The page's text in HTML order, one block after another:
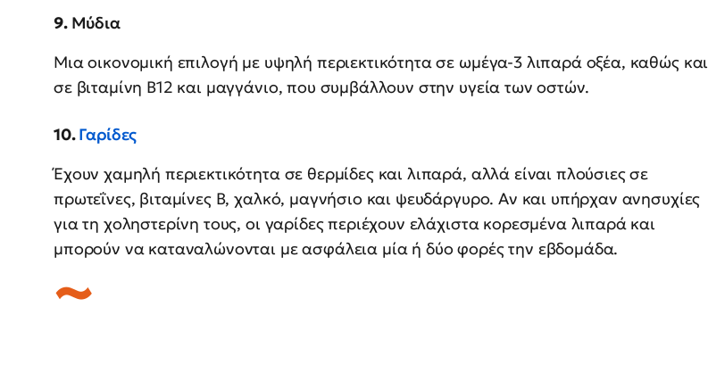
9. Μύδια
Μια οικονομική επιλογή με υψηλή περιεκτικότητα σε ωμέγα-3 λιπαρά οξέα, καθώς και
σε βιταμίνη Β12 και μαγγάνιο, που συμβάλλουν στην υγεία των οστών.
10.Γαρίδες
Έχουν χαμηλή περιεκτικότητα σε θερμίδες και λιπαρά, αλλά είναι πλούσιες σε
πρωτεΐνες, βιταμίνες Β, χαλκό, μαγνήσιο και ψευδάργυρο. Αν και υπήρχαν ανησυχίες
για τη χοληστερίνη τους, οι γαρίδες περιέχουν ελάχιστα κορεσμένα λιπαρά και
μπορούν να καταναλώνονται με ασφάλεια μία ή δύο φορές την εβδομάδα.